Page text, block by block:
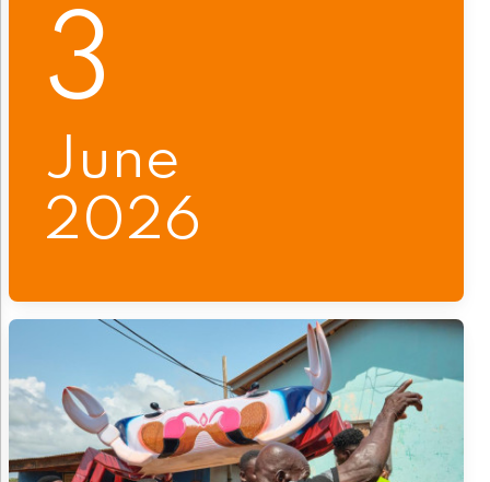
3
June
2026